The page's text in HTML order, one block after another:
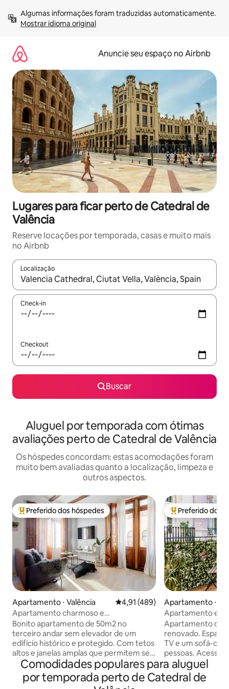
para
Mostrar idioma original
Anuncie seu espaço no Airbnb
Lugares para ficar perto de Catedral de
Valência
Reserve locações por temporada, casas e muito mais
no Airbnb
Localização
Quando os resultados estiverem disponíveis, explore-os
Check-in
Checkout
Buscar
Aluguel por temporada com ótimas
avaliações perto de Catedral de Valência
Os hóspedes concordam: estas acomodações foram
muito bem avaliadas quanto a localização, limpeza e
outros aspectos.
Entre os melhores preferidos dos hóspedes
Preferido dos hóspedes
Apartamento ⋅ Valência 4,91 de uma avaliação média de
4,91 (489)
Apartamento charmoso e
aconchegante no melhor local do centro
da cidade
Bonito apartamento de 50m2 no
terceiro andar sem elevador de um
edifício histórico e protegido. Com tetos
altos e janelas amplas que permitem ser
um piso de muita luz, é composto por
uma espaçosa sala de estar e cozinha
integrada, completamente aberta. Na
Entre os
Preferido dos
Apartamento ⋅
Apartamento
coração de
Apartamento de
renovado.
TV e um sofá-
pessoas. Acesso
estar. Cozinha
com todos os
apartamento está
Comodidades populares para aluguel
por temporada perto de Catedral de